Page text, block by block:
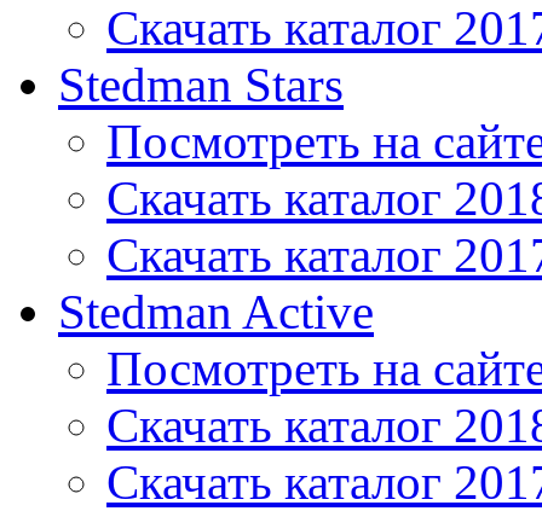
Скачать каталог
Stedman Stars
Посмотреть на
Скачать каталог
Скачать каталог
Stedman Active
Посмотреть на
Скачать каталог
Скачать каталог